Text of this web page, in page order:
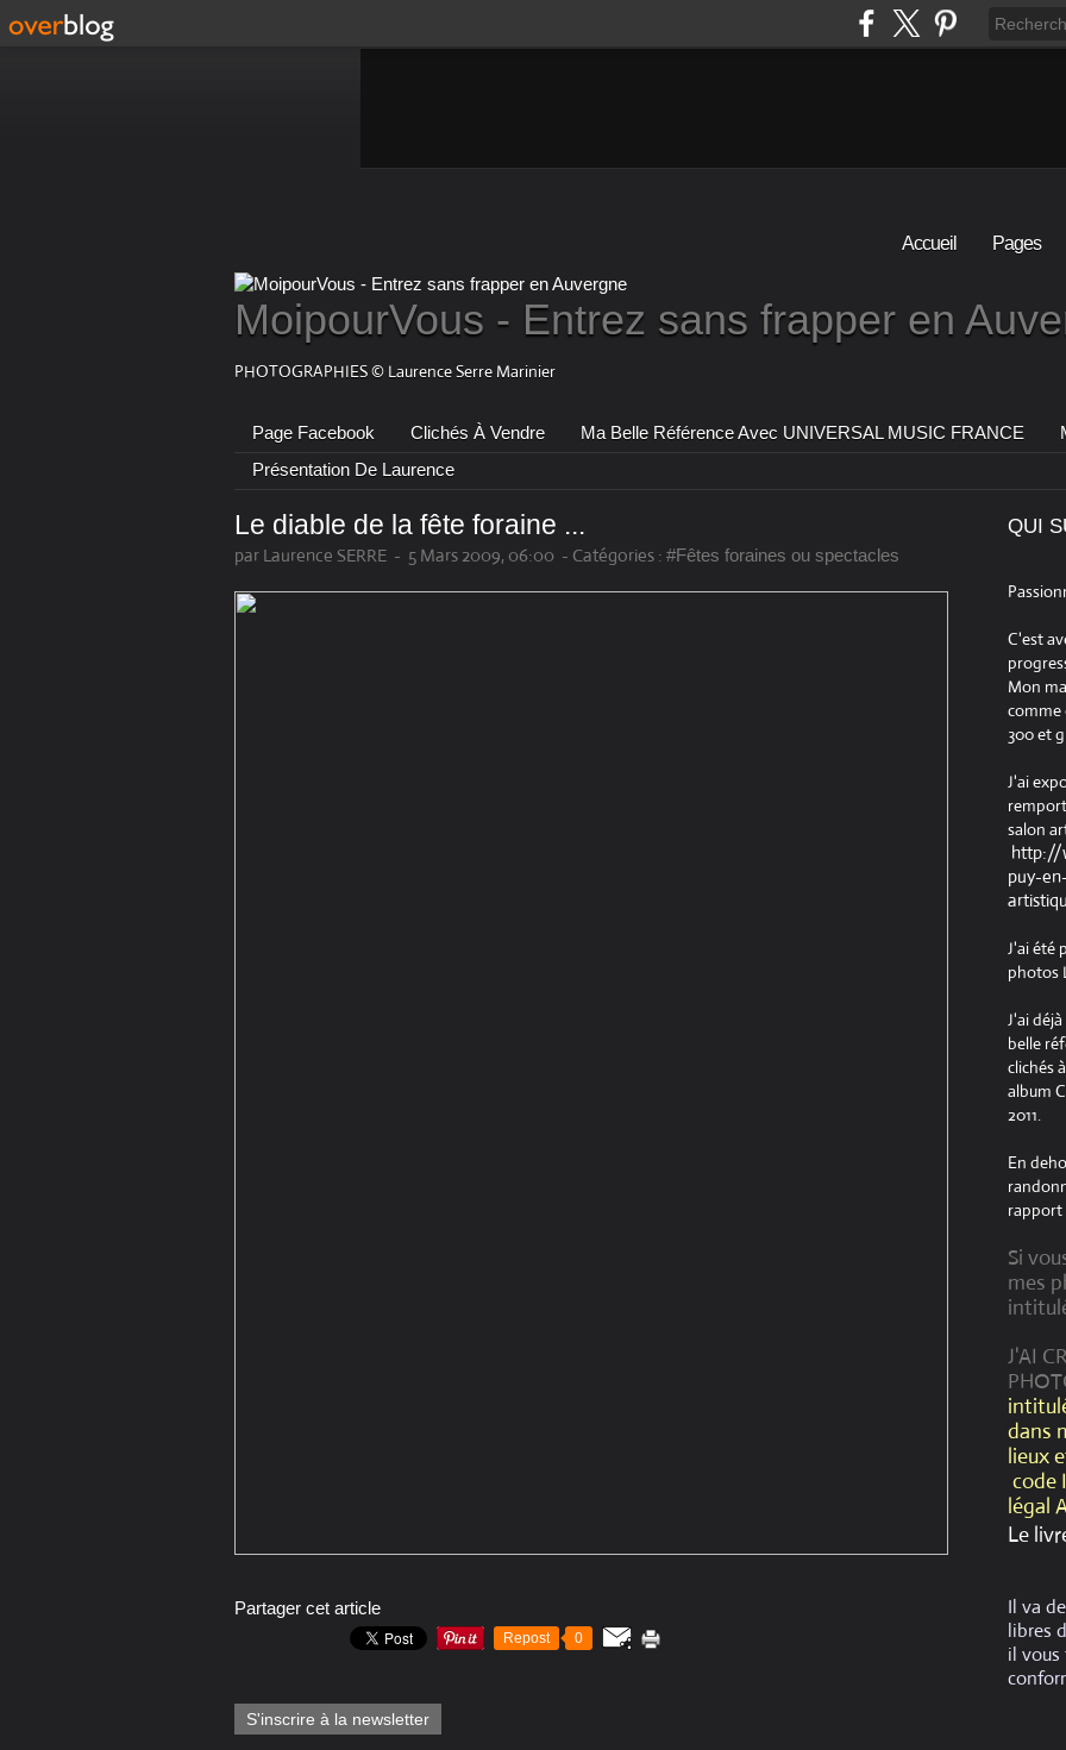
Accueil Pages
MoipourVous - Entrez sans frapper en
PHOTOGRAPHIES © Laurence Serre Marinier
Page Facebook Clichés À Vendre Ma Belle Référence Avec UNIVERSAL MUSIC FRANCE
Présentation De Laurence
Le diable de la fête foraine ...
par Laurence SERRE - 5 Mars 2009, 06:00 - Catégories : #Fêtes foraines ou spectacles
Partager cet article
Repost 0
S'inscrire à la newsletter
QUI
C'est
Mon
comme
300 et
J'ai
salon
http://
puy-
J'ai été
photos
J'ai
belle
clichés
album
2011.
En
rapport
Si
mes
J'AI
dans
lieux
code
légal
Le
Il va
libres
il vous